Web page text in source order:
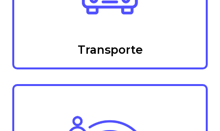
Transporte